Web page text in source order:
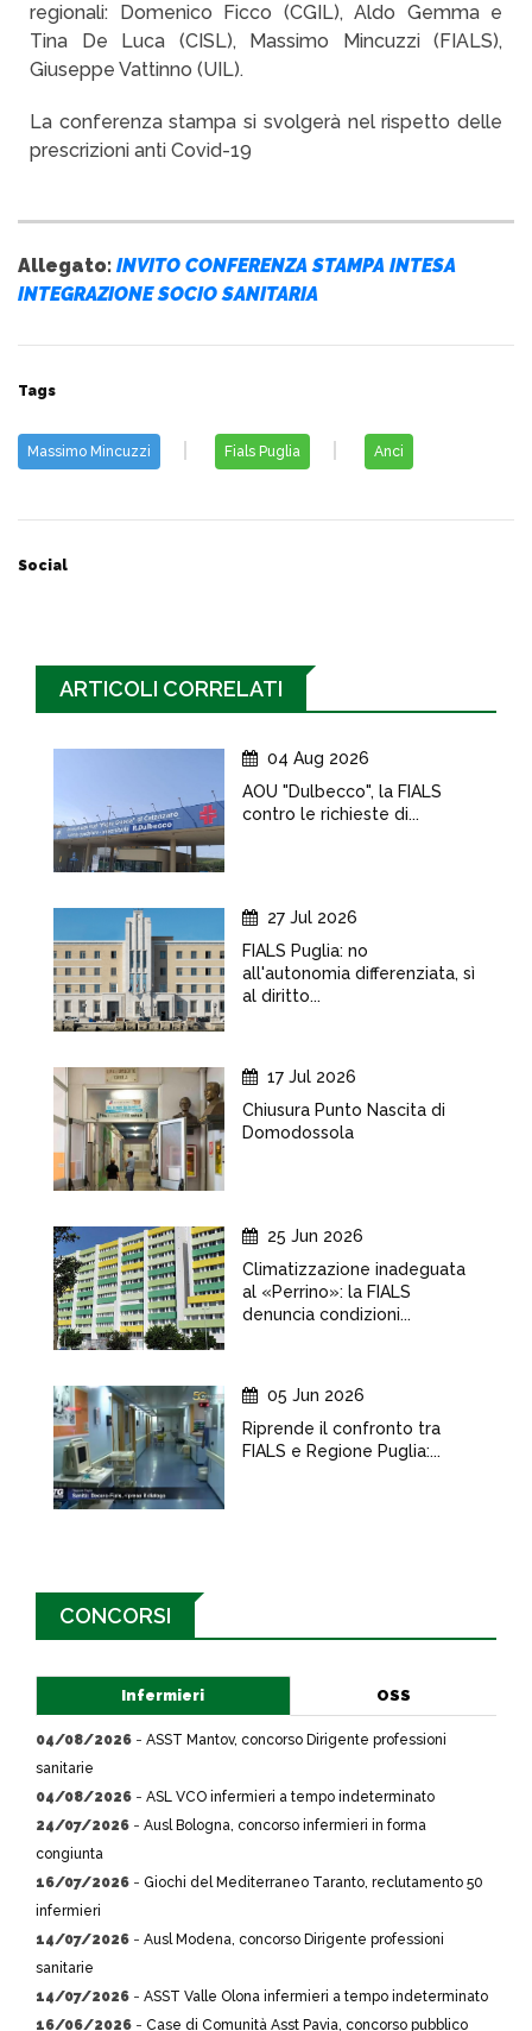
regionali: Domenico Ficco (CGIL), Aldo Gemma e
Tina De Luca (CISL), Massimo Mincuzzi (FIALS),
Giuseppe Vattinno (UIL).
La conferenza stampa si svolgerà nel rispetto delle
prescrizioni anti Covid-19
Allegato: INVITO CONFERENZA STAMPA INTESA
INTEGRAZIONE SOCIO SANITARIA
Tags
Massimo Mincuzzi Fials Puglia Anci
Social
ARTICOLI CORRELATI
04 Aug 2026
AOU "Dulbecco", la FIALS
contro le richieste di...
27 Jul 2026
FIALS Puglia: no
all'autonomia differenziata, sì
al diritto...
17 Jul 2026
Chiusura Punto Nascita di
Domodossola
25 Jun 2026
Climatizzazione inadeguata
al «Perrino»: la FIALS
denuncia condizioni...
05 Jun 2026
Riprende il confronto tra
FIALS e Regione Puglia:...
CONCORSI
Infermieri OSS
04/08/2026 - ASST Mantov, concorso Dirigente professioni
sanitarie
04/08/2026 - ASL VCO infermieri a tempo indeterminato
24/07/2026 - Ausl Bologna, concorso infermieri in forma
congiunta
16/07/2026 - Giochi del Mediterraneo Taranto, reclutamento 50
infermieri
14/07/2026 - Ausl Modena, concorso Dirigente professioni
sanitarie
14/07/2026 - ASST Valle Olona infermieri a tempo indeterminato
16/06/2026 - Case di Comunità Asst Pavia, concorso pubblico